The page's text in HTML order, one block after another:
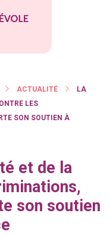
ACTUALITÉ
LA
LES
SON SOUTIEN À
et de la
son soutien